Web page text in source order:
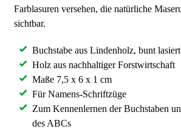
Farblasuren versehen, die natürliche
sichtbar.
Buchstabe aus Lindenholz, bunt lasiert
Holz aus nachhaltiger Forstwirtschaft
Maße 7,5 x 6 x 1 cm
Für Namens-Schriftzüge
Zum Kennenlernen der Buchstaben
des ABCs